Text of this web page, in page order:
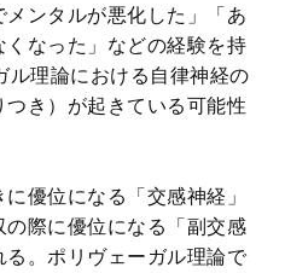
メンタルが悪化した」「あ
なった」などの経験を持
ル理論における自律神経の
つき）が起きている可能性
優位になる「交感神経」
際に優位になる「副交感
。ポリヴェーガル理論で